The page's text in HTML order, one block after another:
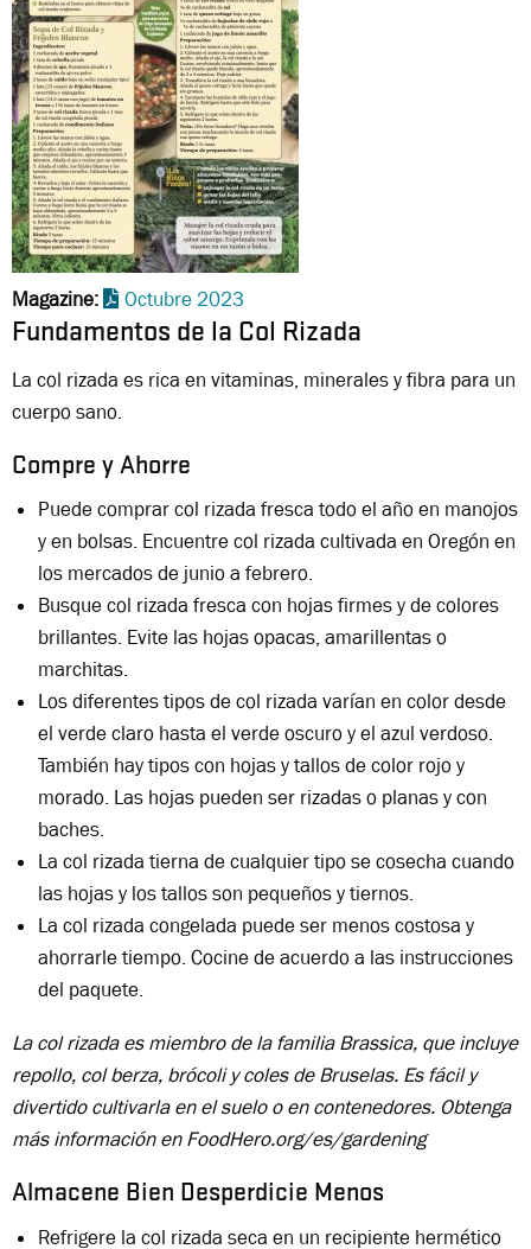
Magazine Octubre 2023
Fundamentos de la Col Rizada
La col rizada es rica en vitaminas, minerales y fibra para un
cuerpo sano.
Compre y Ahorre
Puede comprar col rizada fresca todo el año en manojos
y en bolsas. Encuentre col rizada cultivada en Oregón en
los mercados de junio a febrero.
Busque col rizada fresca con hojas firmes y de colores
brillantes. Evite las hojas opacas, amarillentas o
marchitas.
Los diferentes tipos de col rizada varían en color desde
el verde claro hasta el verde oscuro y el azul verdoso.
También hay tipos con hojas y tallos de color rojo y
morado. Las hojas pueden ser rizadas o planas y con
baches.
La col rizada tierna de cualquier tipo se cosecha cuando
las hojas y los tallos son pequeños y tiernos.
La col rizada congelada puede ser menos costosa y
ahorrarle tiempo. Cocine de acuerdo a las instrucciones
del paquete.
La col rizada es miembro de la familia Brassica, que incluye
repollo, col berza, brócoli y coles de Bruselas. Es fácil y
divertido cultivarla en el suelo o en contenedores. Obtenga
más información en FoodHero.org/es/gardening
Almacene Bien Desperdicie Menos
Refrigere la col rizada seca en un recipiente hermético